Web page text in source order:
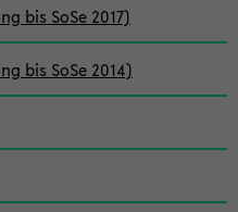
bis SoSe 2017)
bis SoSe 2014)